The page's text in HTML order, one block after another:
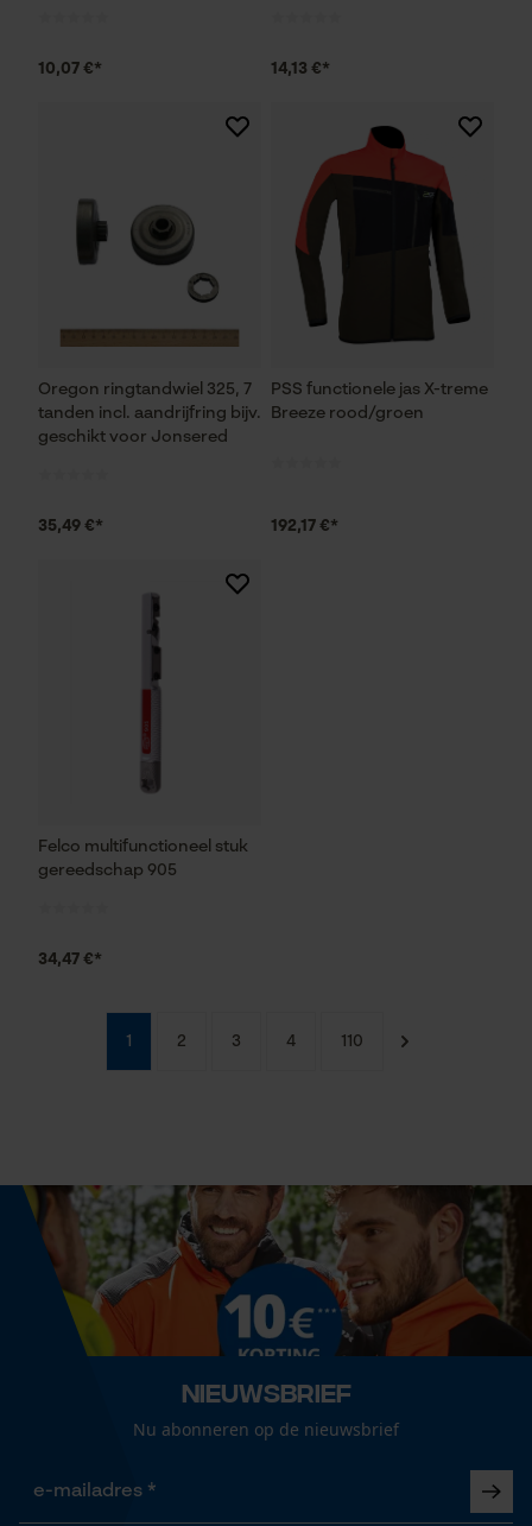
10,07 €* 14,13 €*
Oregon ringtandwiel 325, 7
tanden incl. aandrijfring bijv.
geschikt voor Jonsered
35,49 €*
PSS functionele jas X-treme
Breeze rood/groen
192,17 €*
Felco multifunctioneel stuk
gereedschap 905
34,47 €*
1 2 3 4 110
Nieuwsbrief
Nu abonneren op de nieuwsbrief
Loop54 Personalization
Gepersonaliseerde homepage
Opgeslagen winkelwagen
Persoonlijke begroeting
Geo-IP en gebruikersdetectie
YouTube-video's
Google Maps